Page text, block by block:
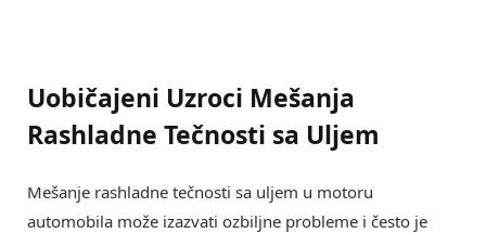
Uobičajeni Uzroci Mešanja
Rashladne Tečnosti sa Uljem
Mešanje rashladne tečnosti sa uljem u motoru
automobila može izazvati ozbiljne probleme i često je